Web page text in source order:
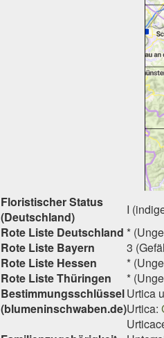
Floristischer Status
(Deutschland)
I
Rote Liste Deutschland *
Rote Liste Bayern
3
Rote Liste Hessen
*
Rote Liste Thüringen
*
Bestimmungsschlüssel
(blumeninschwaben.de)
Urtica
Urtica: